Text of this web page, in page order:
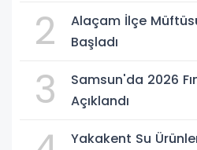
2
Alaçam İlçe
Başladı
3
Samsun'da 2026
Açıklandı
Yakakent Su